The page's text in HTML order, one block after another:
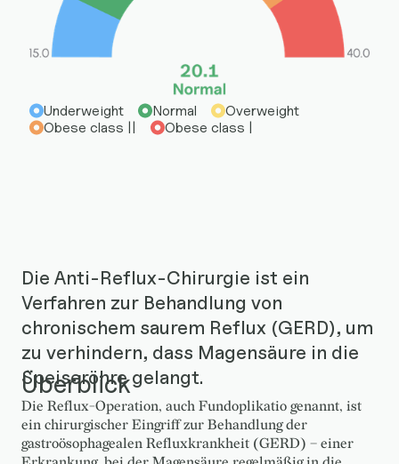
Underweight Normal
Overweight
Obese class ||
Obese class |
Die Anti-Reflux-Chirurgie ist ein
Verfahren zur Behandlung von
chronischem saurem Reflux (GERD), um
zu verhindern, dass Magensäure in die
Speiseröhre gelangt.
Überblick
Die Reflux-Operation, auch Fundoplikatio genannt, ist
ein chirurgischer Eingriff zur Behandlung der
gastroösophagealen Refluxkrankheit (GERD) – einer